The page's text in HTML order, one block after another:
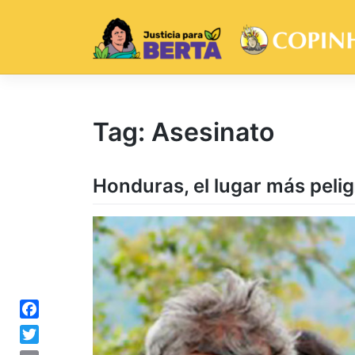
Tag: Asesinato
Honduras, el lugar más
Facebook